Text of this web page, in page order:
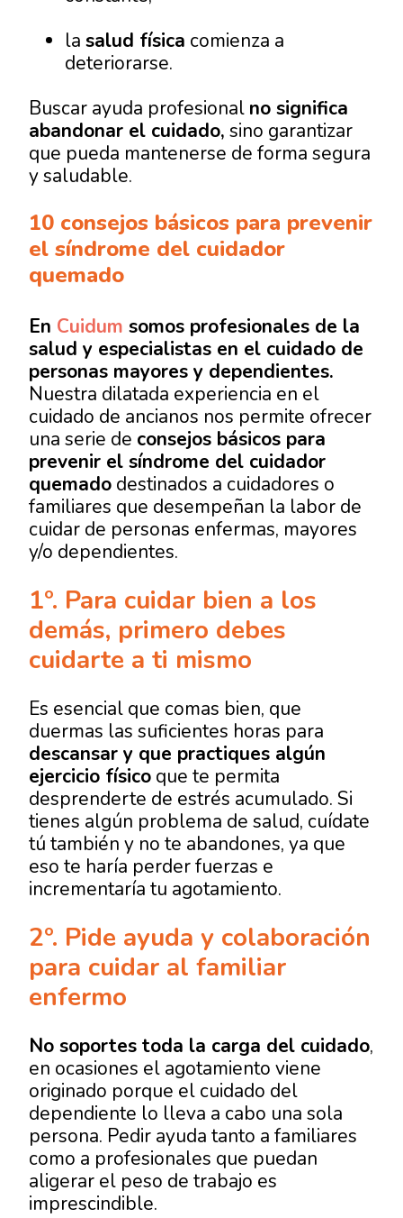
lasalud física comienza a
deteriorarse.
Buscar ayuda profesional no significa
abandonar el cuidado, sino garantizar
que pueda mantenerse de forma segura
y saludable.
10 consejos básicos para prevenir
el síndrome del cuidador
quemado
En Cuidum somos profesionales de la
salud y especialistas en el cuidado de
personas mayores y dependientes.
Nuestra dilatada experiencia en el
cuidado de ancianos nos permite ofrecer
una serie de consejos básicos para
prevenir el síndrome del cuidador
quemado destinados a cuidadores o
familiares que desempeñan la labor de
cuidar de personas enfermas, mayores
y/o dependientes.
1º. Para cuidar bien a los
demás, primero debes
cuidarte a ti mismo
Es esencial que comas bien, que
duermas las suficientes horas para
descansar y que practiques algún
ejercicio físico que te permita
desprenderte de estrés acumulado. Si
tienes algún problema de salud, cuídate
tú también y no te abandones, ya que
eso te haría perder fuerzas e
incrementaría tu agotamiento.
2º. Pide ayuda y colaboración
para cuidar al familiar
enfermo
No soportes toda la carga del cuidado,
en ocasiones el agotamiento viene
originado porque el cuidado del
dependiente lo lleva a cabo una sola
persona. Pedir ayuda tanto a familiares
como a profesionales que puedan
aligerar el peso de trabajo es
imprescindible.